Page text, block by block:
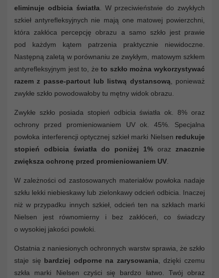
eliminuje odbicia światła . W przeciwieństwie do zwykłych
szkieł antyrefleksyjnych nie mają one matowej powierzchni,
która zakłóca percepcję obrazu a samo szkło jest prawie
pod każdym kątem patrzenia praktycznie niewidoczne.
Następną zaletą w porównaniu ze zwykłym, matowym szkłem
antyrefleksyjnym jest to, żeto szkło można wykorzystywać
razem z passe-partout lub listwą dystansową , ponieważ
zwykłe szkło powodowałoby tu mętny widok obrazu.
Zwykłe szkło posiada stopień odbicia światła ok. 8% oraz
ochrony przed promieniowaniem UV ok. 45%. Specjalna
powłoka interferencji optycznej szkieł marki Nielsen redukuje
stopień odbicia światła do poniżej 1% oraz znacznie
zwiększa ochronę przed promieniowaniem UV
W zależności od zastosowanych materiałów powłoka nadaje
szkłu lekki niebieskawy lub zielonkawy odcień odbicia. Inaczej
niż w przypadku innych szkieł, odcień ten na szkłach marki
Nielsen jest równomierny i bez zakłóceń, co świadczy
o wysokiej jakości powłoki.
Ostatnia z naniesionych ochronnych warstw sprawia, że szkło
staje się bardziej odporne na zarysowania , dzięki czemu
szkła marki Nielsen czyści się bardzo łatwo. Twój obraz